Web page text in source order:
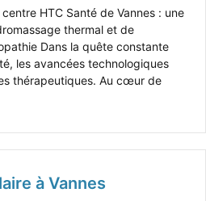
HTC Santé de Vannes : une
thermal et de
Dans la quête constante
les avancées technologiques
thérapeutiques. Au cœur de
à Vannes